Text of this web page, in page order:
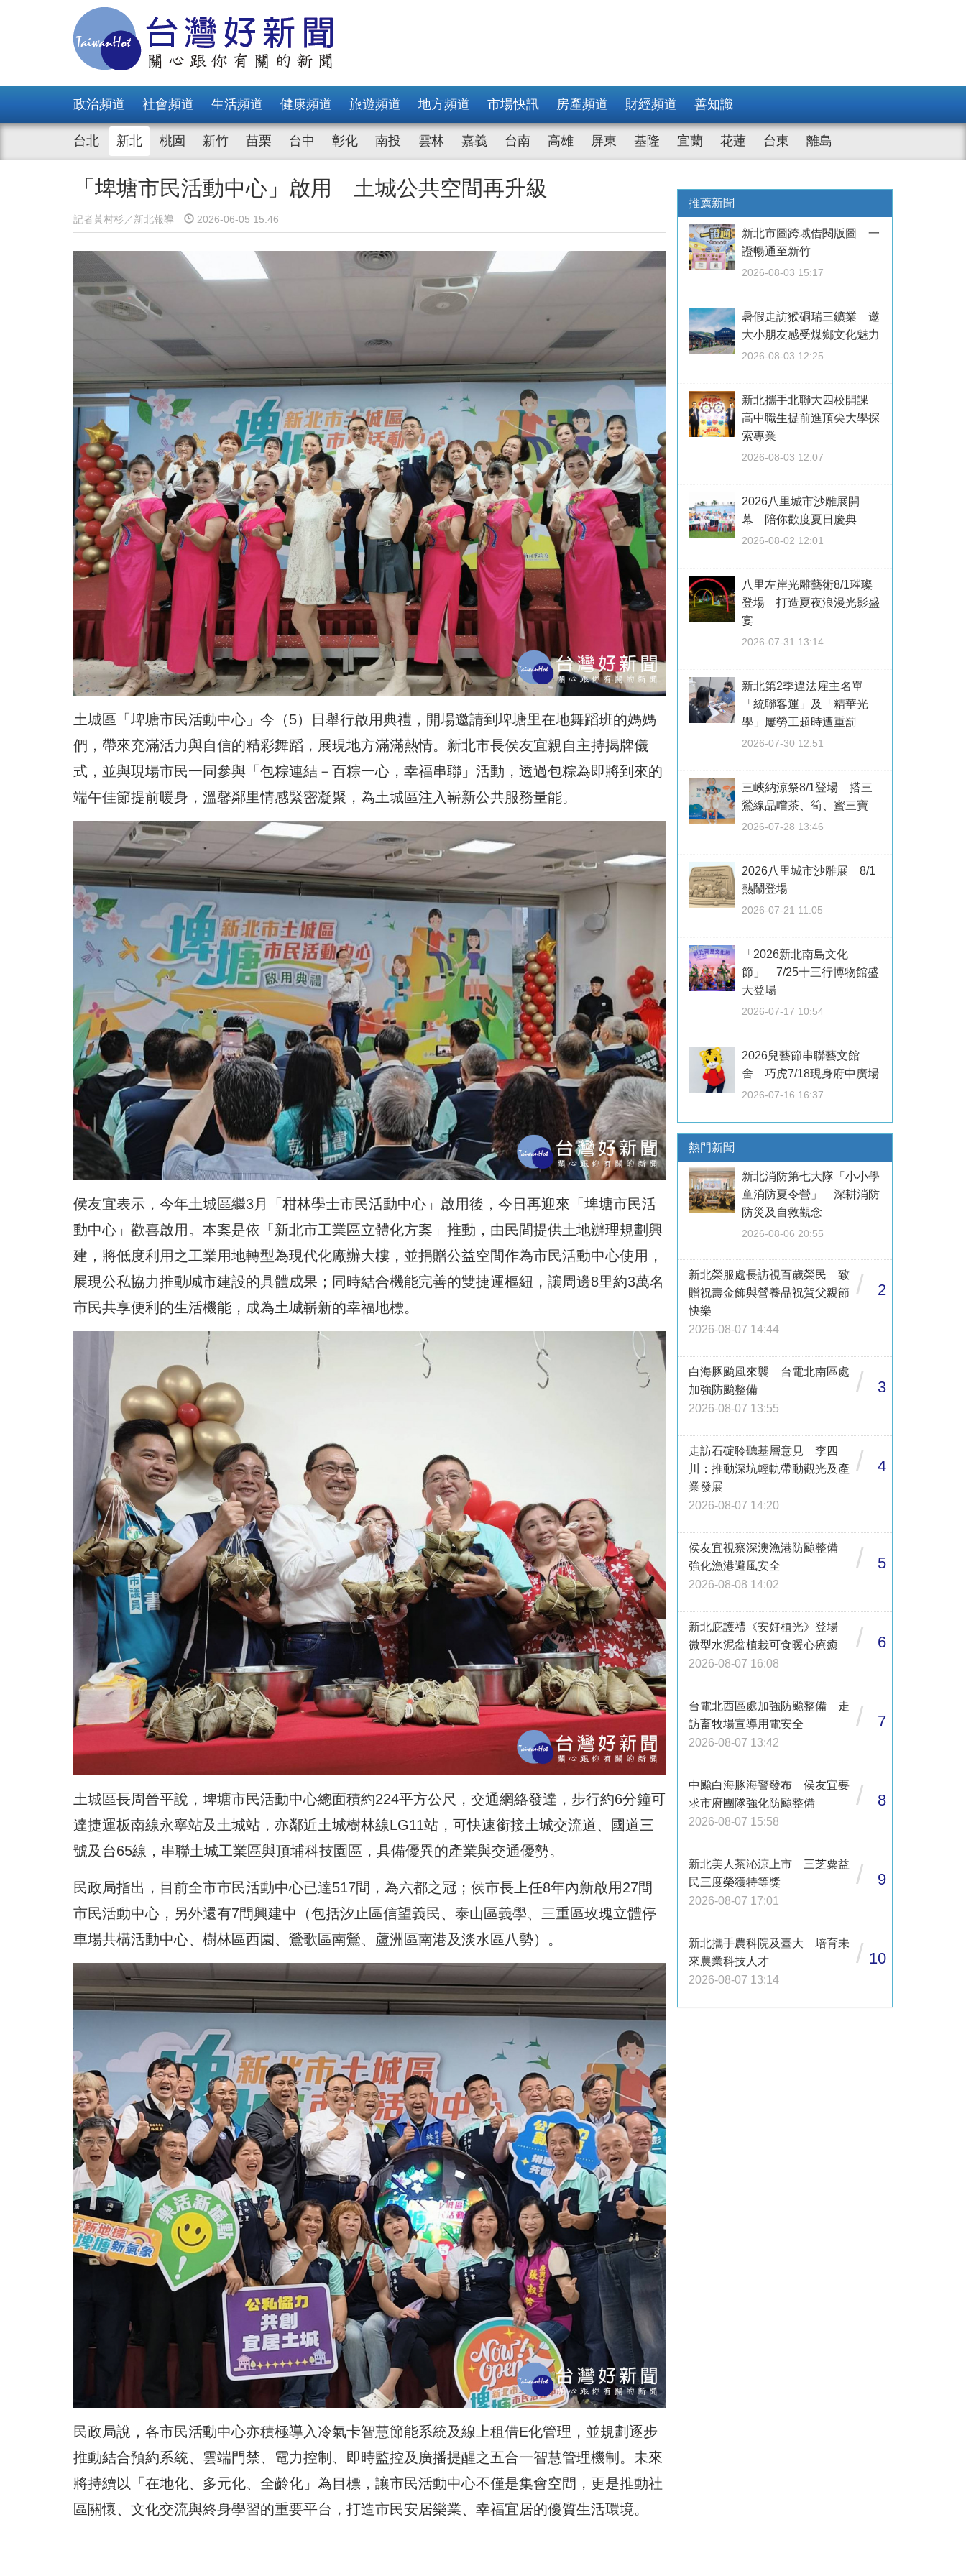
政治頻道 社會頻道 生活頻道 健康頻道 旅遊頻道 地方頻道 市場快訊 房產頻道 財經頻道 善知識
台北 新北 桃園 新竹 苗栗 台中 彰化 南投 雲林 嘉義 台南 高雄 屏東 基隆 宜蘭 花蓮 台東 離島
「埤塘市民活動中心」啟用 土城公共空間再升級
記者黃村杉／新北報導 2026-06-05 15:46
土城區「埤塘市民活動中心」 今（5）日舉行啟用典禮，開場邀請到埤塘里在地舞蹈班的媽媽
們，帶來充滿活力與自信的精彩舞蹈，展現地方滿滿熱情。新北市長侯友宜親自主持揭牌儀
式，並與現場市民一同參與「包粽連結－百粽一心，幸福串聯」活動，透過包粽為即將到來的
端午佳節提前暖身，溫馨鄰里情感緊密凝聚，為土城區注入嶄新公共服務量能。
侯友宜表示，今年土城區繼3月「柑林學士市民活動中心」啟用後，今日再迎來「埤塘市民活
動中心」歡喜啟用。本案是依「新北市工業區立體化方案」推動，由民間提供土地辦理規劃興
建，將低度利用之工業用地轉型為現代化廠辦大樓，並捐贈公益空間作為市民活動中心使用，
展現公私協力推動城市建設的具體成果；同時結合機能完善的雙捷運樞紐，讓周邊8里約3萬名
市民共享便利的生活機能，成為土城嶄新的幸福地標。
土城區長周晉平說，埤塘市民活動中心總面積約224平方公尺，交通網絡發達，步行約6分鐘可
達捷運板南線永寧站及土城站，亦鄰近土城樹林線LG11站，可快速銜接土城交流道、國道三
號及台65線，串聯土城工業區與頂埔科技園區，具備優異的產業與交通優勢。
民政局指出， 目前全市市民活動中心已達517間，為六都之冠；侯市長上任8年內新啟用27間
市民活動中心，另外還有7間興建中（包括汐止區信望義民、泰山區義學、三重區玫瑰立體停
車場共構活動中心、樹林區西園、鶯歌區南鶯、蘆洲區南港及淡水區八勢）。
民政局說，各市民活動中心亦積極導入冷氣卡智慧節能系統及線上租借E化管理，並規劃逐步
推動結合預約系統、雲端門禁、電力控制、即時監控及廣播提醒之五合一智慧管理機制。未來
將持續以「在地化、多元化、全齡化」為目標，讓市民活動中心不僅是集會空間，更是推動社
區關懷、文化交流與終身學習的重要平台，打造市民安居樂業、幸福宜居的優質生活環境。
推薦新聞
新北市圖跨域借閱版圖 一
證暢通至新竹
2026-08-03 15:17
暑假走訪猴硐瑞三鑛業 邀
大小朋友感受煤鄉文化魅力
2026-08-03 12:25
新北攜手北聯大四校開課
高中職生提前進頂尖大學探
索專業
2026-08-03 12:07
2026八里城市沙雕展開
幕 陪你歡度夏日慶典
2026-08-02 12:01
八里左岸光雕藝術8/1璀璨
登場 打造夏夜浪漫光影盛
宴
2026-07-31 13:14
新北第2季違法雇主名單
「統聯客運」及「精華光
學」屢勞工超時遭重罰
2026-07-30 12:51
三峽納涼祭8/1登場 搭三
鶯線品嚐茶、筍、蜜三寶
2026-07-28 13:46
2026八里城市沙雕展 8/1
熱鬧登場
2026-07-21 11:05
「2026新北南島文化
節」 7/25十三行博物館盛
大登場
2026-07-17 10:54
2026兒藝節串聯藝文館
舍 巧虎7/18現身府中廣場
2026-07-16 16:37
熱門新聞
新北消防第七大隊「小小學
童消防夏令營」 深耕消防
防災及自救觀念
2026-08-06 20:55
新北榮服處長訪視百歲榮民 致
贈祝壽金飾與營養品祝賀父親節
快樂
2026-08-07 14:44
/ 2
白海豚颱風來襲 台電北南區處
加強防颱整備
2026-08-07 13:55
/ 3
走訪石碇聆聽基層意見 李四
川：推動深坑輕軌帶動觀光及產
業發展
2026-08-07 14:20
/ 4
侯友宜視察深澳漁港防颱整備
強化漁港避風安全
2026-08-08 14:02
/ 5
新北庇護禮《安好植光》登場
微型水泥盆植栽可食暖心療癒
2026-08-07 16:08
/ 6
台電北西區處加強防颱整備 走
訪畜牧場宣導用電安全
2026-08-07 13:42
/ 7
中颱白海豚海警發布 侯友宜要
求市府團隊強化防颱整備
2026-08-07 15:58
/ 8
新北美人茶沁涼上市 三芝粟益
民三度榮獲特等獎
2026-08-07 17:01
/ 9
新北攜手農科院及臺大 培育未
來農業科技人才
2026-08-07 13:14
/ 10